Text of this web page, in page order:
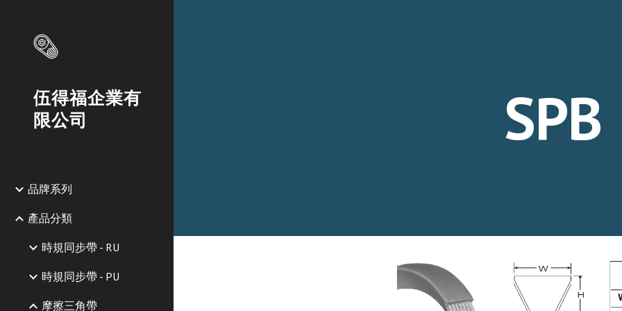
伍得福企業有
限公司
品牌系列
產品分類
時規同步帶 - RU
時規同步帶 - PU
摩擦三角帶
SPB